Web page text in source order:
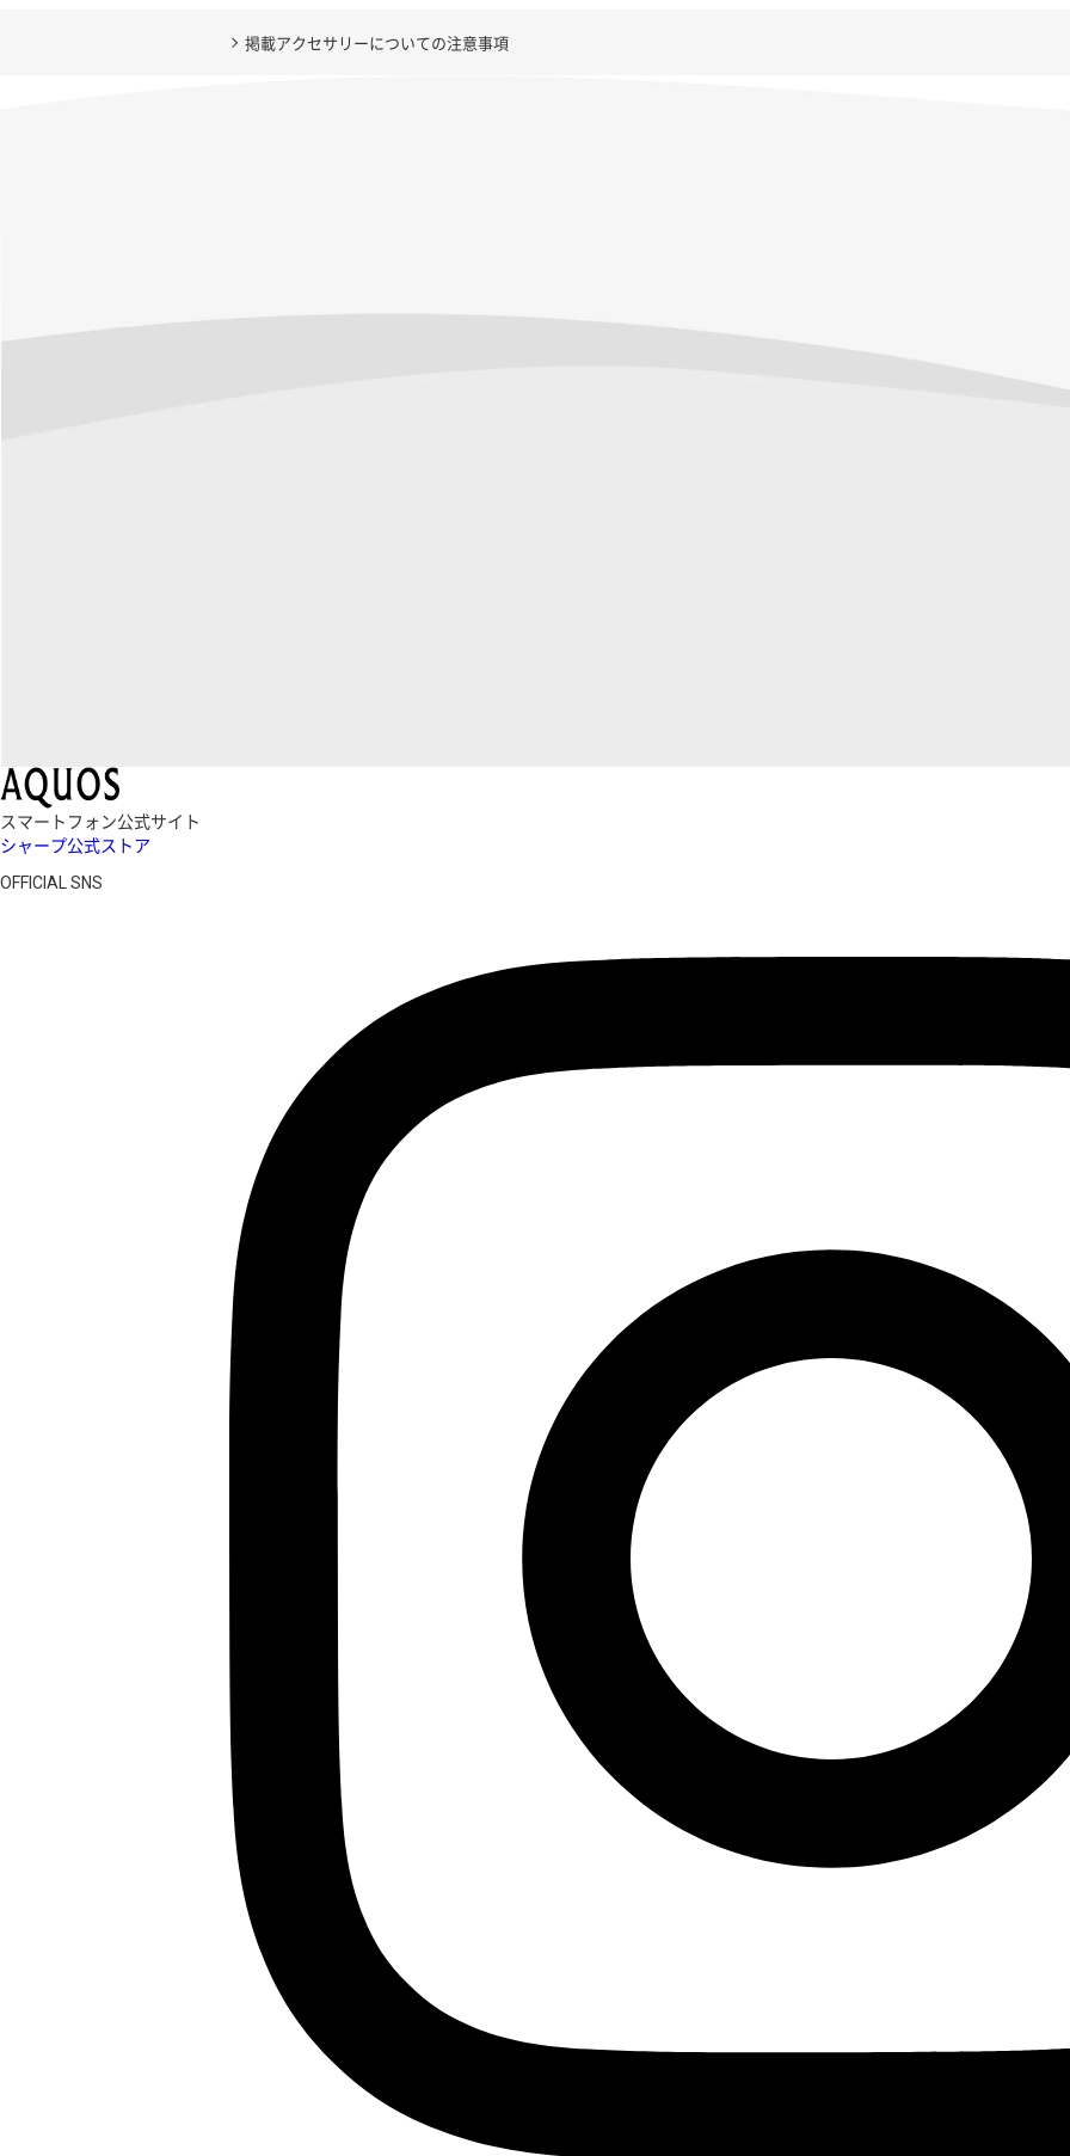
掲載アクセサリーについての注意事項
スマートフォン公式サイト
シャープ公式ストア
OFFICIAL SNS